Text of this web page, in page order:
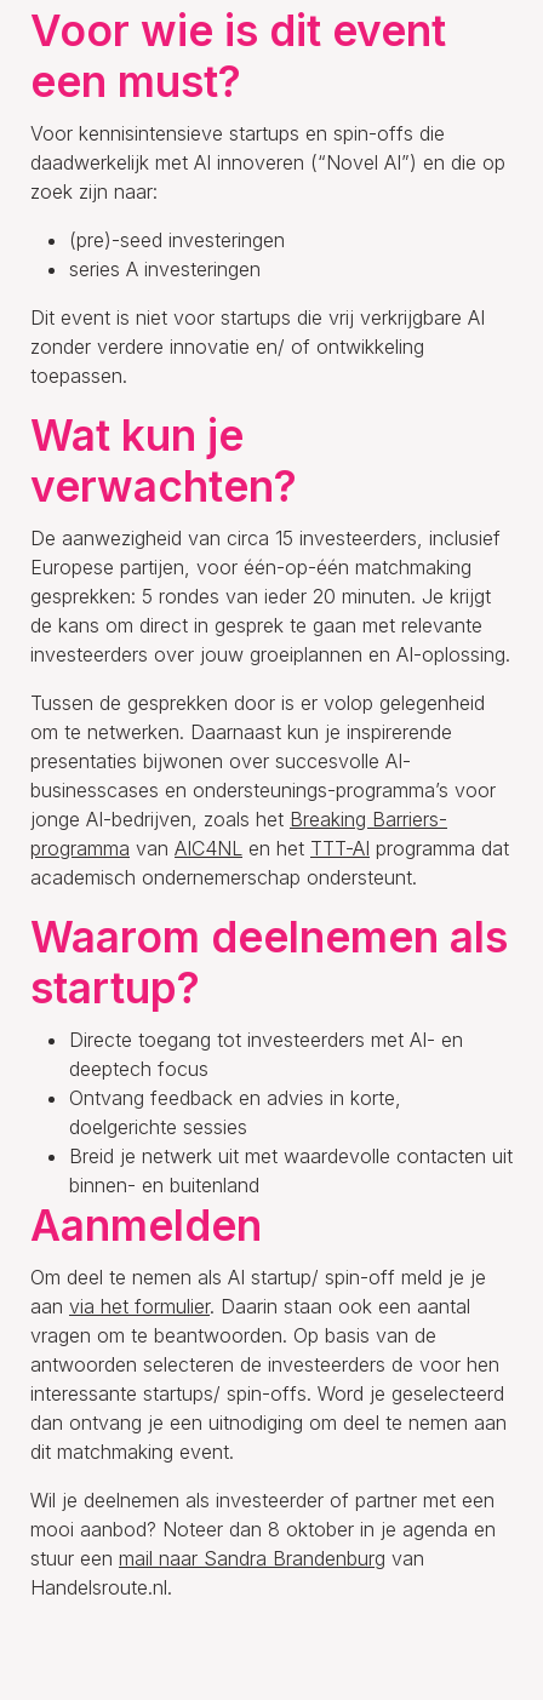
Voor wie is dit event
een must?
Voor kennisintensieve startups en spin-offs die
daadwerkelijk met AI innoveren (“Novel AI”) en die op
zoek zijn naar:
(pre)-seed investeringen
series A investeringen
Dit event is niet voor startups die vrij verkrijgbare AI
zonder verdere innovatie en/ of ontwikkeling
toepassen.
Wat kun je
verwachten?
De aanwezigheid van circa 15 investeerders, inclusief
Europese partijen, voor één-op-één matchmaking
gesprekken: 5 rondes van ieder 20 minuten. Je krijgt
de kans om direct in gesprek te gaan met relevante
investeerders over jouw groeiplannen en AI-oplossing.
Tussen de gesprekken door is er volop gelegenheid
om te netwerken. Daarnaast kun je inspirerende
presentaties bijwonen over succesvolle AI-
businesscases en ondersteunings-programma’s voor
jonge AI-bedrijven, zoals het Breaking Barriers-
programma van AIC4NL en het TTT-AI programma dat
academisch ondernemerschap ondersteunt.
Waarom deelnemen als
startup?
Directe toegang tot investeerders met AI- en
deeptech focus
Ontvang feedback en advies in korte,
doelgerichte sessies
Breid je netwerk uit met waardevolle contacten uit
binnen- en buitenland
Aanmelden
Om deel te nemen als AI startup/ spin-off meld je je
aan via het formulier. Daarin staan ook een aantal
vragen om te beantwoorden. Op basis van de
antwoorden selecteren de investeerders de voor hen
interessante startups/ spin-offs. Word je geselecteerd
dan ontvang je een uitnodiging om deel te nemen aan
dit matchmaking event.
Wil je deelnemen als investeerder of partner met een
mooi aanbod? Noteer dan 8 oktober in je agenda en
stuur een mail naar Sandra Brandenburg van
Handelsroute.nl.